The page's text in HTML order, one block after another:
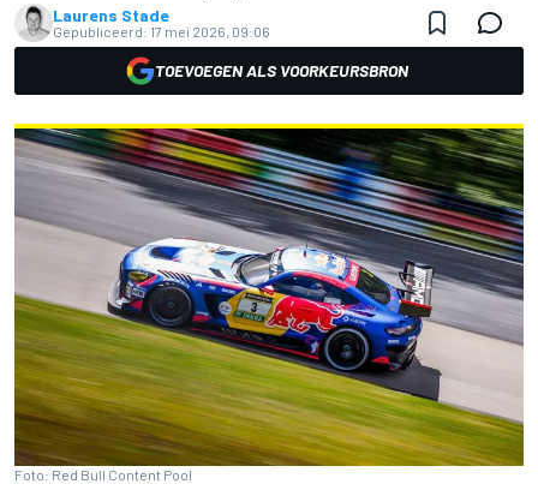
Laurens Stade
Gepubliceerd: 17 mei 2026, 09:06
TOEVOEGEN ALS VOORKEURSBRON
Foto: Red Bull Content Pool